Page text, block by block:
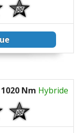
Nm Hybride